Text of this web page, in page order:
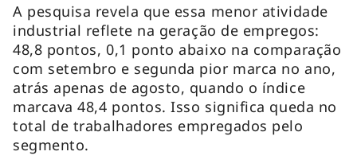
A pesquisa revela que essa menor atividade
industrial reflete na geração de empregos:
48,8 pontos, 0,1 ponto abaixo na comparação
com setembro e segunda pior marca no ano,
atrás apenas de agosto, quando o índice
marcava 48,4 pontos. Isso significa queda no
total de trabalhadores empregados pelo
segmento.